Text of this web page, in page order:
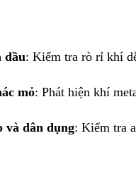
dầu: Kiểm tra rò rỉ khí
mỏ: Phát hiện khí
và dân dụng: Kiểm tra